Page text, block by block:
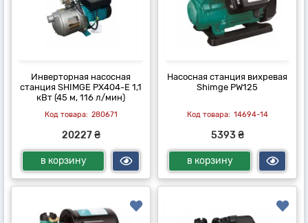
Инверторная насосная
станция SHIMGE PX404-E 1,1
кВт (45 м, 116 л/мин)
280671
20227 ₴
в корзину
Насосная станция вихревая
Shimge PW125
14694-14
5393 ₴
в корзину